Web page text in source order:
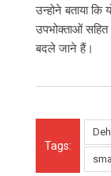
उन्होने बताया
उपभोक्ताओं
बदले जाने हैं।
Tags: